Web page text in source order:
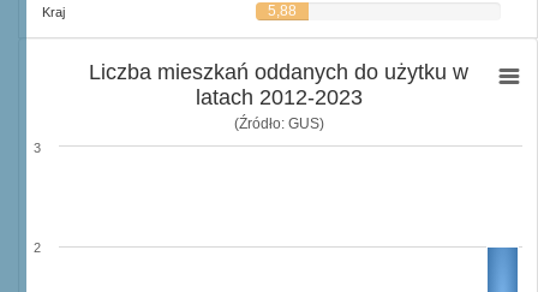
Kraj 5,88
Liczba mieszkań oddanych do użytku w
latach 2012-2023
(Źródło: GUS)
2
3